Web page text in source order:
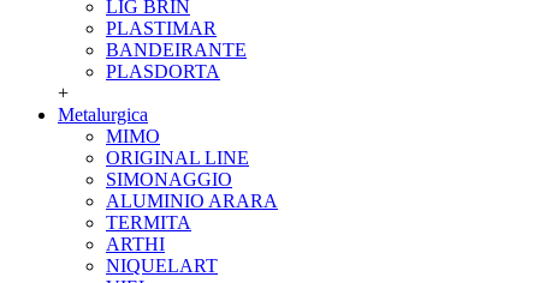
LIG BRIN
PLASTIMAR
BANDEIRANTE
PLASDORTA
+
Metalurgica
MIMO
ORIGINAL LINE
SIMONAGGIO
ALUMINIO ARARA
TERMITA
ARTHI
NIQUELART